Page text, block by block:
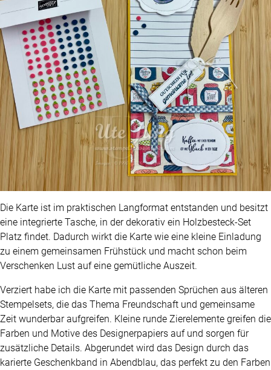
Die Karte ist im praktischen Langformat entstanden und besitzt
eine integrierte Tasche, in der dekorativ ein Holzbesteck-Set
Platz findet. Dadurch wirkt die Karte wie eine kleine Einladung
zu einem gemeinsamen Frühstück und macht schon beim
Verschenken Lust auf eine gemütliche Auszeit.
Verziert habe ich die Karte mit passenden Sprüchen aus älteren
Stempelsets, die das Thema Freundschaft und gemeinsame
Zeit wunderbar aufgreifen. Kleine runde Zierelemente greifen die
Farben und Motive des Designerpapiers auf und sorgen für
zusätzliche Details. Abgerundet wird das Design durch das
karierte Geschenkband in Abendblau, das perfekt zu den Farben